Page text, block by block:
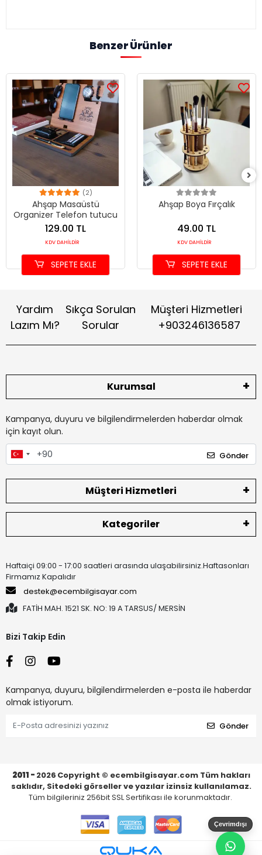
Benzer Ürünler
(2)
Ahşap Masaüstü
Organizer Telefon tutucu
129.00 TL
KDV DAHİLDİR
SEPETE EKLE
Ahşap Boya Fırçalık
49.00 TL
KDV DAHİLDİR
SEPETE EKLE
Yardım
Lazım Mı?
Sıkça Sorulan
Sorular
Müşteri Hizmetleri
+903246136587
Kurumsal
Kampanya, duyuru ve bilgilendirmelerden haberdar olmak
için kayıt olun.
Gönder
Müşteri Hizmetleri
Kategoriler
Haftaiçi 09:00 - 17:00 saatleri arasında ulaşabilirsiniz.Haftasonları
Firmamız Kapalıdır
destek@ecembilgisayar.com
FATİH MAH. 1521 SK. NO: 19 A TARSUS/ MERSİN
Bizi Takip Edin
Kampanya, duyuru, bilgilendirmelerden e-posta ile haberdar
olmak istiyorum.
Gönder
2011 - 2026 Copyright © ecembilgisayar.com Tüm hakları
saklıdır, Sitedeki görseller ve yazılar izinsiz kullanılamaz.
Tüm bilgileriniz 256bit SSL Sertifikası ile korunmaktadır.
Çevrimdışı